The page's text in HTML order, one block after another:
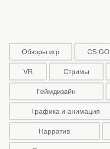
Обзоры игр CS:GO
VR Стримы
Геймдизайн
Графика и анимация
Нарратив